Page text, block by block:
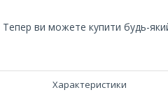
Тепер ви можете купити будь-
Характеристики